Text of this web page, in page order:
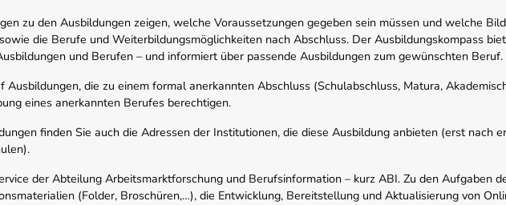
zu den Ausbildungen zeigen, welche Voraussetzungen gegeben sein müssen und welche
die Berufe und Weiterbildungsmöglichkeiten nach Abschluss. Der Ausbildungskompass
und Berufen – und informiert über passende Ausbildungen zum gewünschten Beruf.
Ausbildungen, die zu einem formal anerkannten Abschluss (Schulabschluss, Matura,
eines anerkannten Berufes berechtigen.
finden Sie auch die Adressen der Institutionen, die diese Ausbildung anbieten (erst nach
der Abteilung Arbeitsmarktforschung und Berufsinformation – kurz ABI. Zu den Aufgaben
(Folder, Broschüren,…), die Entwicklung, Bereitstellung und Aktualisierung von